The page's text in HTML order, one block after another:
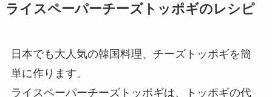
ライスペーパーチーズトッポギのレシピ
日本でも大人気の韓国料理、チーズトッポギを簡
単に作ります。
ライスペーパーチーズトッポギは、トッポギの代